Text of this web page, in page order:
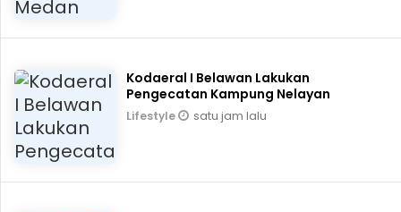
Kodaeral I Belawan Lakukan
Pengecatan Kampung Nelayan
Lifestyle satu jam lalu